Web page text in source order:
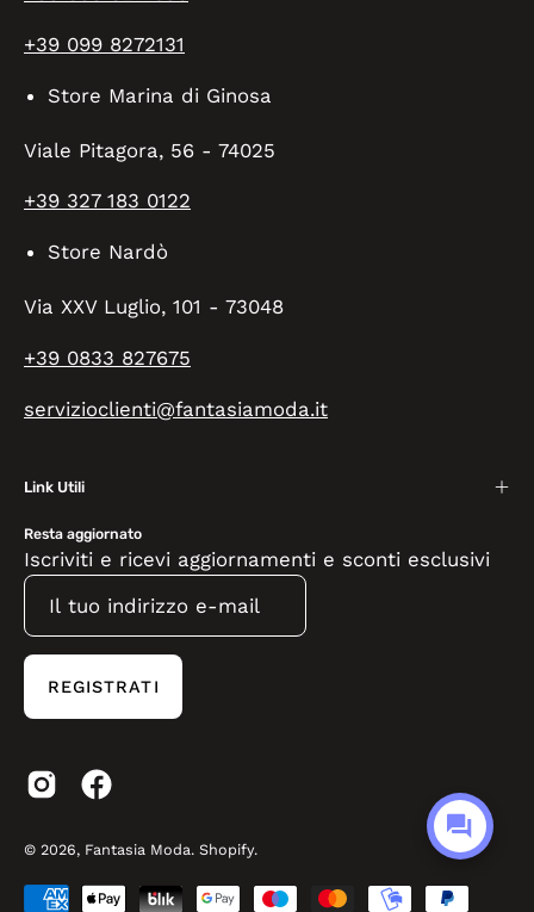
+39 099 8272131
Store Marina di Ginosa
Viale Pitagora, 56 - 74025
+39 327 183 0122
Store Nardò
Via XXV Luglio, 101 - 73048
+39 0833 827675
servizioclienti@fantasiamoda.it
Link Utili
Resta aggiornato
Iscriviti e ricevi aggiornamenti e sconti esclusivi
REGISTRATI
© 2026, Fantasia Moda. Shopify.